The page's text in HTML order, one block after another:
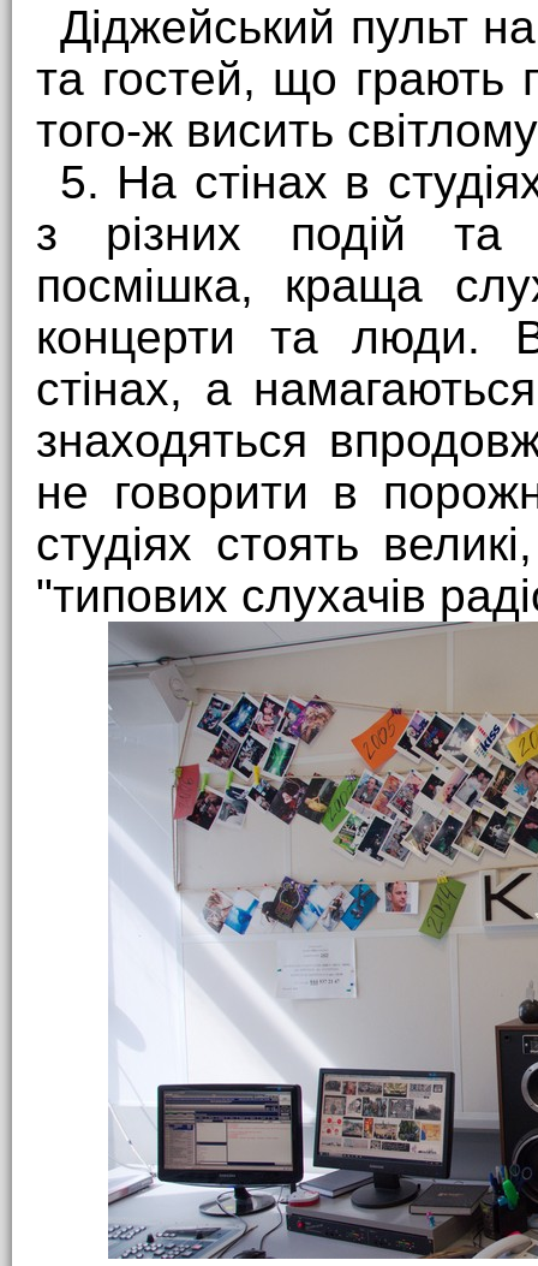
Діджейський пульт
та гостей, що грають
того-ж висить
5. На стінах в
з різних подій та
посмішка, краща
концерти та люди.
стінах, а
знаходяться
не говорити в
студіях стоять
"типових слухачів